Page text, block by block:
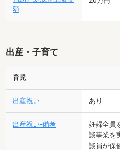
額
出産・子育て
育児
出産祝い あり
出産祝い-備考
妊婦全員
談事業を
談員が保